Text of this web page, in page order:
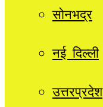
सोनभद्र
नई दिल्ली
उत्तरप्रदेश